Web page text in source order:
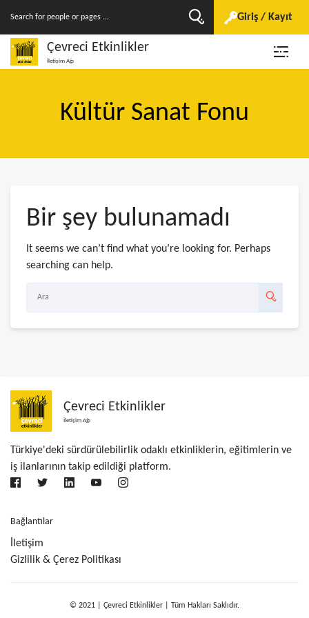
Giriş / Kayıt
Çevreci Etkinlikler
İletişim Ağı
Kültür Sanat Fonu
Bir şey bulunamadı
It seems we can’t find what you’re looking for. Perhaps
searching can help.
Çevreci Etkinlikler
İletişim Ağı
Türkiye'deki sürdürülebilirlik odaklı etkinliklerin, eğitimlerin ve
iş ilanlarının takip edildiği platform.
Bağlantılar
İletişim
Gizlilik & Çerez Politikası
© 2021 | Çevreci Etkinlikler | Tüm Hakları Saklıdır.